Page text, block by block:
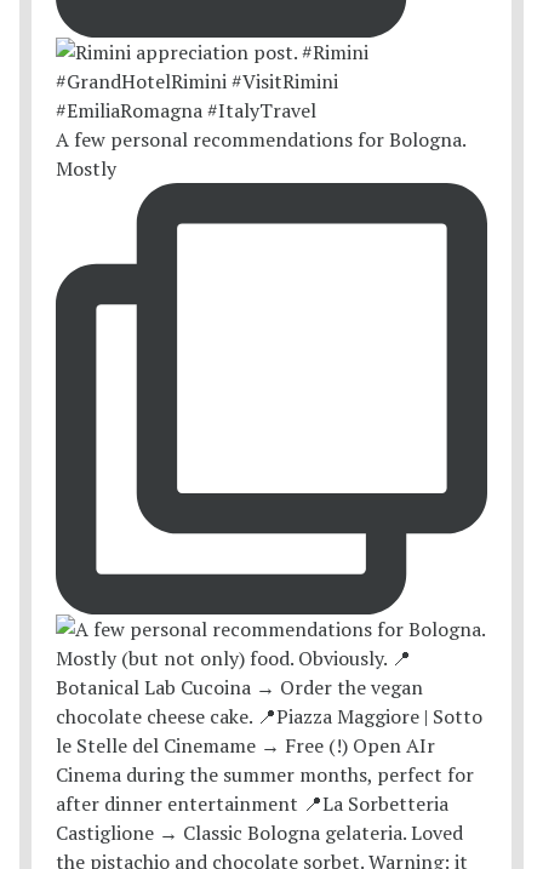
A few personal recommendations for Bologna.
Mostly